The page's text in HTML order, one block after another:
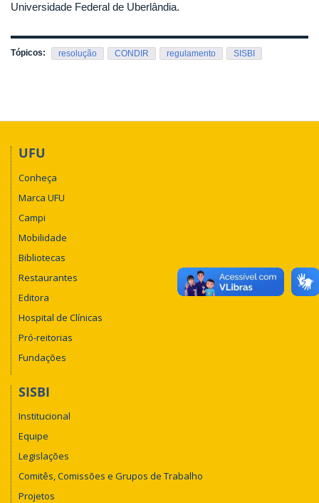
Universidade Federal de Uberlândia.
Tópicos: resolução CONDIR regulamento SISBI
UFU
Conheça
Marca UFU
Campi
Mobilidade
Bibliotecas
Restaurantes
Editora
Hospital de Clínicas
Pró-reitorias
Fundações
SISBI
Institucional
Equipe
Legislações
Comitês, Comissões e Grupos de Trabalho
Projetos